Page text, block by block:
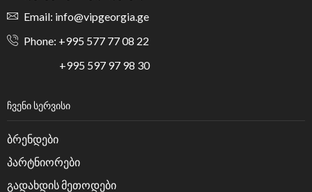
Email: info@vipgeorgia.ge
Phone: +995 577 77 08 22
+995 597 97 98 30
ᲩᲕᲔᲜᲘ ᲡᲔᲠᲕᲘᲡᲘ
ბრენდები
პარტნიორები
გადახდის მეთოდები